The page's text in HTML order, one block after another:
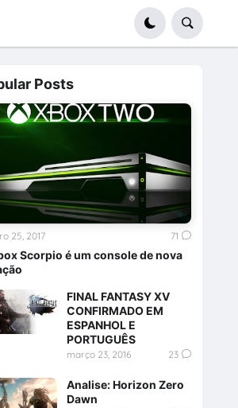
Posts
Scorpio é um console de nova
25, 2017 71
FINAL FANTASY XV
CONFIRMADO EM
ESPANHOL E
PORTUGUÊS
março 23, 2016 23
Analise: Horizon Zero
Dawn